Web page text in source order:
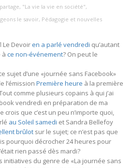
, "La vie la vie en société",
le savoir, Pédagogie et nouvelles
Le Devoir en a parlé vendredi qu’autant
à ce non-événement? On peut le
sujet d’une «journée sans Facebook»
l’émission Première heure à la première
comme plusieurs copains à qui j’ai
vendredi en préparation de ma
crois que c’est un peu n’importe quoi,
au Soleil samedi et Sandra Bellefoy
brûlot sur le sujet; ce n’est pas que
pourquoi décrocher 24 heures pour
rien passé dès mardi?
initiatives du genre de «La journée sans